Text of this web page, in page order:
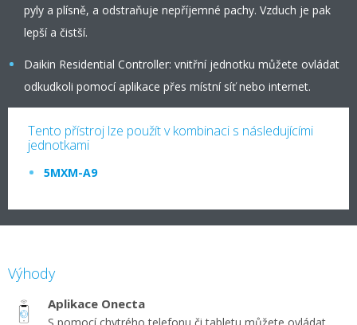
pyly a plísně, a odstraňuje nepříjemné pachy. Vzduch je pak
lepší a čistší.
Daikin Residential Controller: vnitřní jednotku můžete ovládat
odkudkoli pomocí aplikace přes místní síť nebo internet.
Tento přístroj lze použít v kombinaci s následujícími
jednotkami
5MXM-A9
Výhody
Aplikace Onecta